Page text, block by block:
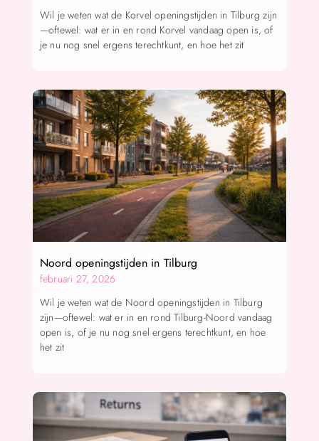
Wil je weten wat de Korvel openingstijden in Tilburg zijn
—oftewel: wat er in en rond Korvel vandaag open is, of
je nu nog snel ergens terechtkunt, en hoe het zit
Noord openingstijden in Tilburg
februari 27, 2026
Wil je weten wat de Noord openingstijden in Tilburg
zijn—oftewel: wat er in en rond Tilburg-Noord vandaag
open is, of je nu nog snel ergens terechtkunt, en hoe
het zit